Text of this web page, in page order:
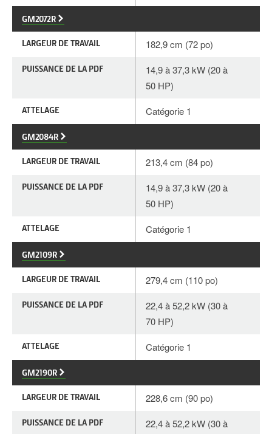
GM2072R
LARGEUR DE TRAVAIL 182,9 cm (72 po)
PUISSANCE DE LA PDF
14,9 à 37,3 kW (20 à
50 HP)
ATTELAGE Catégorie 1
GM2084R
LARGEUR DE TRAVAIL 213,4 cm (84 po)
PUISSANCE DE LA PDF
14,9 à 37,3 kW (20 à
50 HP)
ATTELAGE Catégorie 1
GM2109R
LARGEUR DE TRAVAIL 279,4 cm (110 po)
PUISSANCE DE LA PDF
22,4 à 52,2 kW (30 à
70 HP)
ATTELAGE Catégorie 1
GM2190R
LARGEUR DE TRAVAIL 228,6 cm (90 po)
PUISSANCE DE LA PDF
22,4 à 52,2 kW (30 à